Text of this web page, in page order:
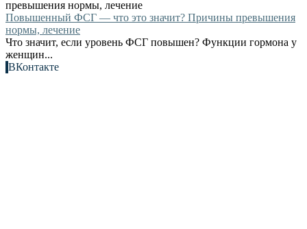
Повышенный ФСГ — что это значит? Причины превышения
нормы, лечение
Что значит, если уровень ФСГ повышен? Функции гормона у
женщин...
ВКонтакте